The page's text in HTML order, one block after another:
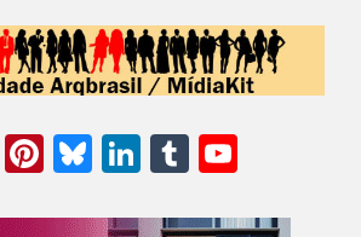
Instagram
Pinterest
Bluesky
LinkedIn
Tumblr